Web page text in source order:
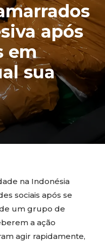
após
em
sua
na Indonésia
sociais após se
um grupo de
a ação
agir rapidamente,